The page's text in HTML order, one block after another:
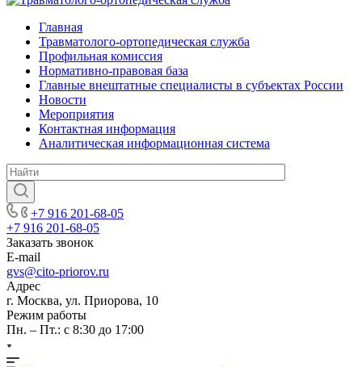
Главная
Травматолого-ортопедическая служба
Профильная комиссия
Нормативно-правовая база
Главные внештатные специалисты в субъектах России
Новости
Мероприятия
Контактная информация
Аналитическая информационная система
+7 916 201-68-05
+7 916 201-68-05
Заказать звонок
E-mail
gvs@cito-priorov.ru
Адрес
г. Москва, ул. Приорова, 10
Режим работы
Пн. – Пт.: с 8:30 до 17:00